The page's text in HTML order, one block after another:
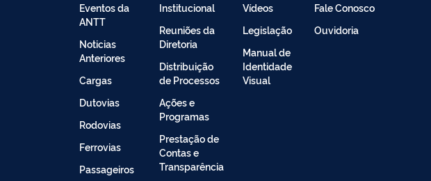
Eventos da
ANTT
Noticias
Anteriores
Cargas
Dutovias
Rodovias
Ferrovias
Passageiros
Institucional
Reuniões da
Diretoria
Distribuição
de Processos
Ações e
Programas
Prestação de
Contas e
Transparência
Vídeos
Legislação
Manual de
Identidade
Visual
Fale Conosco
Ouvidoria